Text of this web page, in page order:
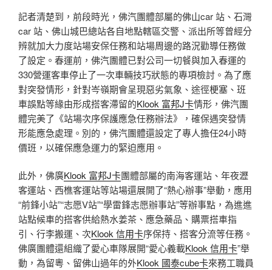
記者清楚到，前段時光，佛汽團體部屬的佛山car 站、石灣
car 站、佛山城巴總站各自地點轄區交警、派出所等曾經分
辨就加大力度站場安保任務和站場周邊的路況勸導任務做
了設定。春運前，佛汽團體已對公司一切餐與加入春運的
330營運客車停止了一次車輛技巧狀態的專項檢討。為了應
對突發情形，針對岑嶺期會呈現惡劣氣象、途徑梗塞、班
車誤點等緣由形成搭客滯留的Klook 富邦J卡情形，佛汽團
體完美了《站場次序保護應急任務辦法》，確保遇突發情
形能應急處理。別的，佛汽團體還設定了專人擔任24小時
價班，以確保應急運力的緊迫應用。
此外，佛廣Klook 富邦J卡團體部屬的南海客運站、年夜瀝
客運站、西樵客運站等站場還展開了“熱心辦事”舉動，應用
“前鋒小站”“志愿V站”“學雷鋒志愿辦事站”等辦事點，為進進
站點候車的搭客供給熱水姜茶、應急藥品、購票搭車指
引、行李搬運、次Klook 信用卡序保持、搭客分流等任務。
佛廣團體還組織了愛心車隊展開“愛心義載Klook 信用卡”舉
動，為留粵、留佛山過年的外Klook 國泰cube卡來務工職員